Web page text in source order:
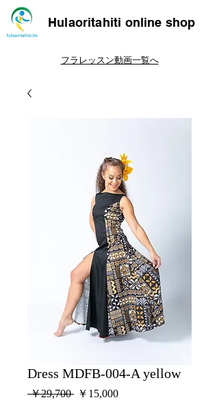
Hulaoritahiti online shop
フラレッスン動画一覧へ
Dress MDFB-004-A yellow
￥29,700 通￥15,000セ